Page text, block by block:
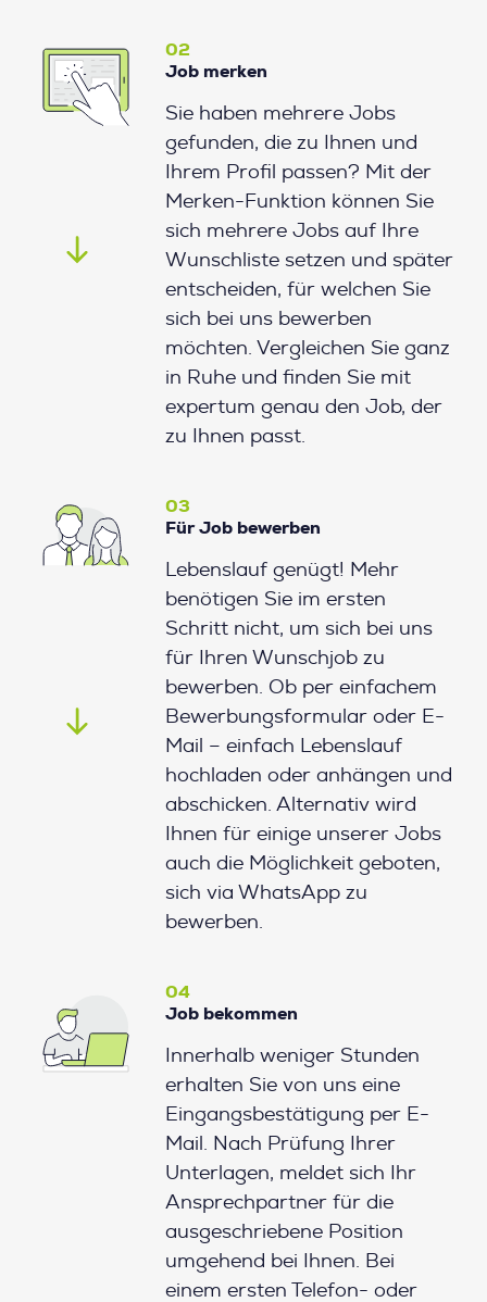
02
Job merken
Sie haben mehrere Jobs
gefunden, die zu Ihnen und
Ihrem Profil passen? Mit der
Merken-Funktion können Sie
sich mehrere Jobs auf Ihre
Wunschliste setzen und später
entscheiden, für welchen Sie
sich bei uns bewerben
möchten. Vergleichen Sie ganz
in Ruhe und finden Sie mit
expertum genau den Job, der
zu Ihnen passt.
03
Für Job bewerben
Lebenslauf genügt! Mehr
benötigen Sie im ersten
Schritt nicht, um sich bei uns
für Ihren Wunschjob zu
bewerben. Ob per einfachem
Bewerbungsformular oder E-
Mail – einfach Lebenslauf
hochladen oder anhängen und
abschicken. Alternativ wird
Ihnen für einige unserer Jobs
auch die Möglichkeit geboten,
sich via WhatsApp zu
bewerben.
04
Job bekommen
Innerhalb weniger Stunden
erhalten Sie von uns eine
Eingangsbestätigung per E-
Mail. Nach Prüfung Ihrer
Unterlagen, meldet sich Ihr
Ansprechpartner für die
ausgeschriebene Position
umgehend bei Ihnen. Bei
einem ersten Telefon- oder